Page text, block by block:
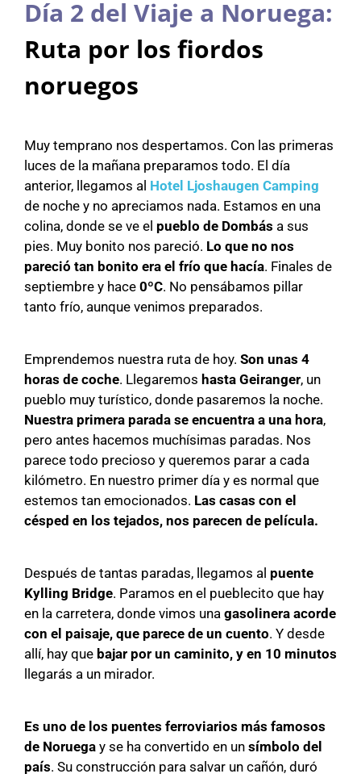
Día 2 del Viaje a Noruega:
Ruta por los fiordos
noruegos
Muy temprano nos despertamos. Con las primeras
luces de la mañana preparamos todo. El día
anterior, llegamos al Hotel Ljoshaugen Camping
de noche y no apreciamos nada. Estamos en una
colina, donde se ve el pueblo de Dombás a sus
pies. Muy bonito nos pareció. Lo que no nos
pareció tan bonito era el frío que hacía. Finales de
septiembre y hace 0ºC. No pensábamos pillar
tanto frío, aunque venimos preparados.
Emprendemos nuestra ruta de hoy. Son unas 4
horas de coche. Llegaremos hasta Geiranger, un
pueblo muy turístico, donde pasaremos la noche.
Nuestra primera parada se encuentra a una hora,
pero antes hacemos muchísimas paradas. Nos
parece todo precioso y queremos parar a cada
kilómetro. En nuestro primer día y es normal que
estemos tan emocionados. Las casas con el
césped en los tejados, nos parecen de película.
Después de tantas paradas, llegamos al puente
Kylling Bridge. Paramos en el pueblecito que hay
en la carretera, donde vimos una gasolinera acorde
con el paisaje, que parece de un cuento. Y desde
allí, hay que bajar por un caminito, y en 10 minutos
llegarás a un mirador.
Es uno de los puentes ferroviarios más famosos
de Noruegay se ha convertido en un símbolo del
país. Su construcción para salvar un cañón, duró